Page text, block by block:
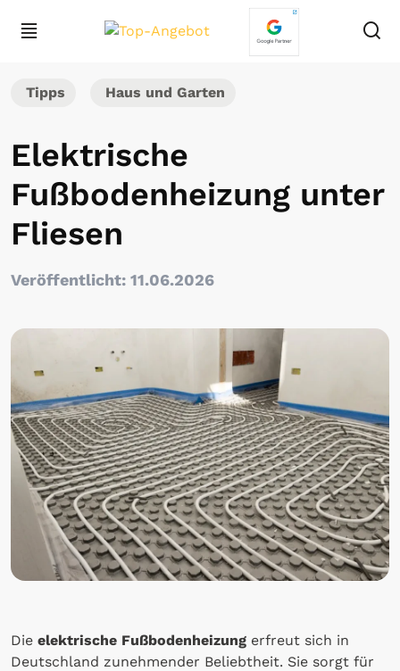
Tipps Haus und Garten
Elektrische
Fußbodenheizung unter
Fliesen
Veröffentlicht: 11.06.2026
Die elektrische Fußbodenheizung erfreut sich in
Deutschland zunehmender Beliebtheit. Sie sorgt für